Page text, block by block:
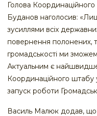
Голова
Буданов наголосив:
зусиллями всіх
повернення полонених,
громадськості ми
Актуальним є
Координаційного штабу
запуск роботи
Василь Малюк додав, що